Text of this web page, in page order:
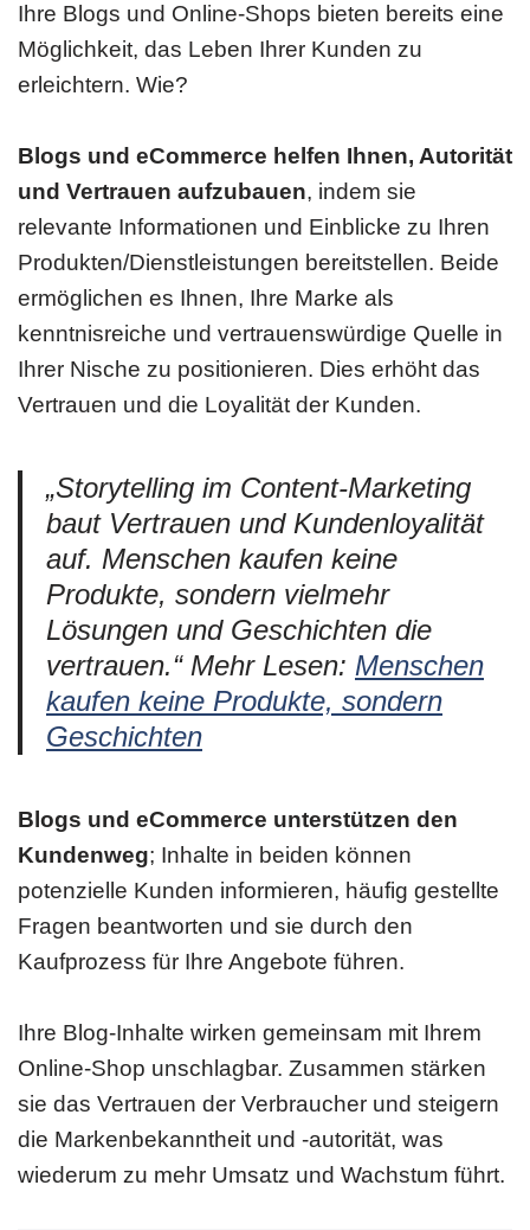
Ihre Blogs und Online-Shops bieten bereits eine
Möglichkeit, das Leben Ihrer Kunden zu
erleichtern. Wie?
Blogs und eCommerce helfen Ihnen, Autorität
und Vertrauen aufzubauen, indem sie
relevante Informationen und Einblicke zu Ihren
Produkten/Dienstleistungen bereitstellen. Beide
ermöglichen es Ihnen, Ihre Marke als
kenntnisreiche und vertrauenswürdige Quelle in
Ihrer Nische zu positionieren. Dies erhöht das
Vertrauen und die Loyalität der Kunden.
„Storytelling im Content-Marketing
baut Vertrauen und Kundenloyalität
auf. Menschen kaufen keine
Produkte, sondern vielmehr
Lösungen und Geschichten die
vertrauen.“Mehr Lesen: Menschen
kaufen keine Produkte, sondern
Geschichten
Blogs und eCommerce unterstützen den
Kundenweg; Inhalte in beiden können
potenzielle Kunden informieren, häufig gestellte
Fragen beantworten und sie durch den
Kaufprozess für Ihre Angebote führen.
Ihre Blog-Inhalte wirken gemeinsam mit Ihrem
Online-Shop unschlagbar. Zusammen stärken
sie das Vertrauen der Verbraucher und steigern
die Markenbekanntheit und -autorität, was
wiederum zu mehr Umsatz und Wachstum führt.